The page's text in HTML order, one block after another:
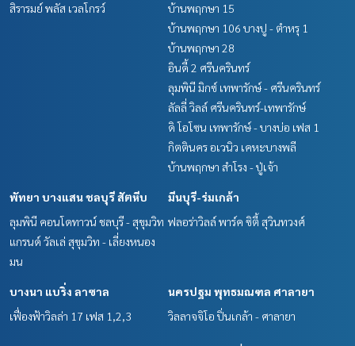
สิรารมย์ พลัส เวลโกรว์
บ้านพฤกษา 15
บ้านพฤกษา 106 บางปู - ตำหรุ 1
บ้านพฤกษา 28
อินดี้ 2 ศรีนครินทร์
ลุมพินี มิกซ์ เทพารักษ์ - ศรีนครินทร์
ลัลลี่ วิลล์ ศรีนครินทร์-เทพารักษ์
ดิ โอโซน เทพารักษ์ - บางบ่อ เฟส 1
กิตตินคร อเวนิว เคหะบางพลี
บ้านพฤกษา สำโรง - ปู่เจ้า
พัทยา บางแสน ชลบุรี สัตหีบ
ลุมพินี คอนโดทาวน์ ชลบุรี - สุขุมวิท
แกรนด์ วัลเล่ สุขุมวิท - เลี่ยงหนอง
มน
มีนบุรี-ร่มเกล้า
ฟลอร่าวิลล์ พาร์ค ซิตี้ สุวินทวงศ์
บางนา แบริ่ง ลาซาล
เฟื่องฟ้าวิลล่า 17 เฟส 1,2,3
นครปฐม พุทธมณฑล ศาลายา
วิลลาจจิโอ ปิ่นเกล้า - ศาลายา